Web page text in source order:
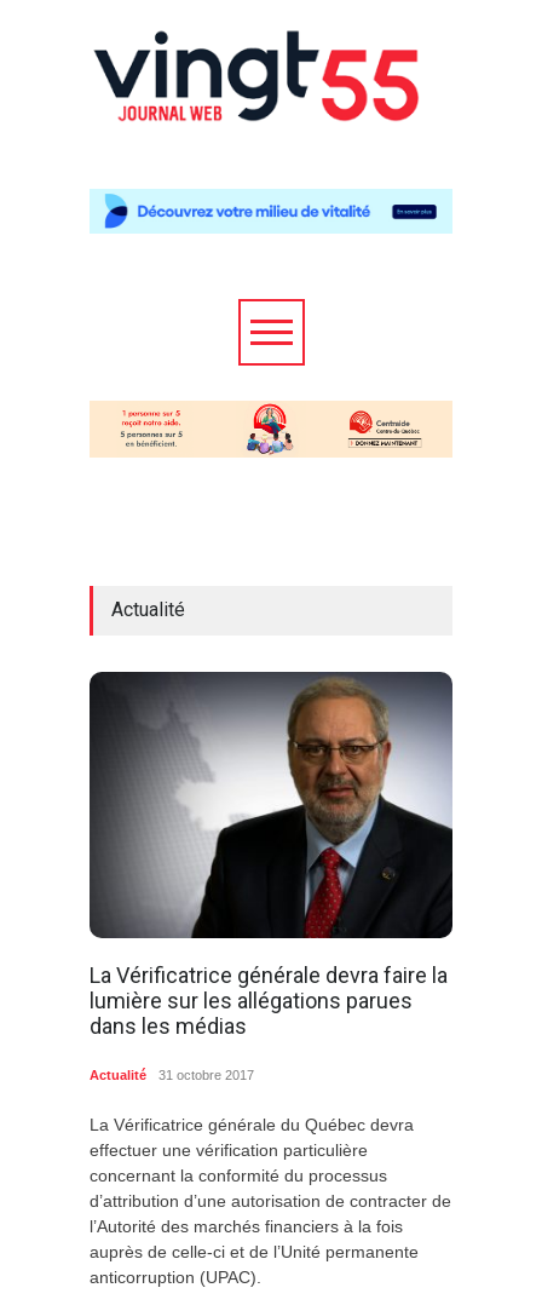
Actualité
La Vérificatrice générale devra faire la
lumière sur les allégations parues
dans les médias
Actualité 31 octobre 2017
La Vérificatrice générale du Québec devra
effectuer une vérification particulière
concernant la conformité du processus
d’attribution d’une autorisation de contracter de
l’Autorité des marchés financiers à la fois
auprès de celle-ci et de l’Unité permanente
anticorruption (UPAC).